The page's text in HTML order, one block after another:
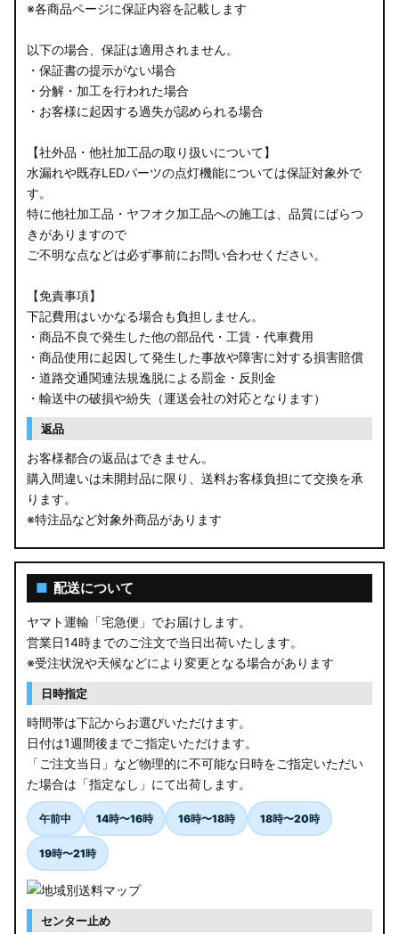
※各商品ページに保証内容を記載します
以下の場合、保証は適用されません。
・保証書の提示がない場合
・分解・加工を行われた場合
・お客様に起因する過失が認められる場合
【社外品・他社加工品の取り扱いについて】
水漏れや既存LEDパーツの点灯機能については保証対象外で
す。
特に他社加工品・ヤフオク加工品への施工は、品質にばらつ
きがありますので
ご不明な点などは必ず事前にお問い合わせください。
【免責事項】
下記費用はいかなる場合も負担しません。
・商品不良で発生した他の部品代・工賃・代車費用
・商品使用に起因して発生した事故や障害に対する損害賠償
・道路交通関連法規逸脱による罰金・反則金
・輸送中の破損や紛失（運送会社の対応となります）
返品
お客様都合の返品はできません。
購入間違いは未開封品に限り、送料お客様負担にて交換を承
ります。
※特注品など対象外商品があります
■ 配送について
ヤマト運輸「宅急便」でお届けします。
営業日14時までのご注文で当日出荷いたします。
※受注状況や天候などにより変更となる場合があります
日時指定
時間帯は下記からお選びいただけます。
日付は1週間後までご指定いただけます。
「ご注文当日」など物理的に不可能な日時をご指定いただい
た場合は「指定なし」にて出荷します。
午前中 14時〜16時 16時〜18時 18時〜20時
19時〜21時
センター止め